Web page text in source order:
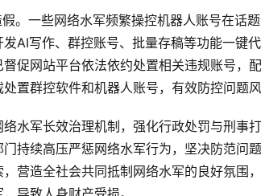
。一些网络水军频繁操控机器人账号在话
AI写作、群控账号、批量存稿等功能一键
促网站平台依法依约处置相关违规账号，
置群控软件和机器人账号，有效防控问题风
水军长效治理机制，强化行政处罚与刑事
持续高压严惩网络水军行为，坚决防范问
营造全社会共同抵制网络水军的良好氛围